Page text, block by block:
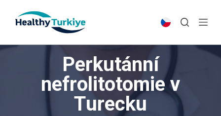
p
Perkutánní
nefrolitotomie v
Turecku